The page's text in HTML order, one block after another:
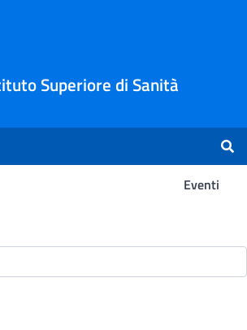
Superiore di Sanità
Eventi
Ricerca -